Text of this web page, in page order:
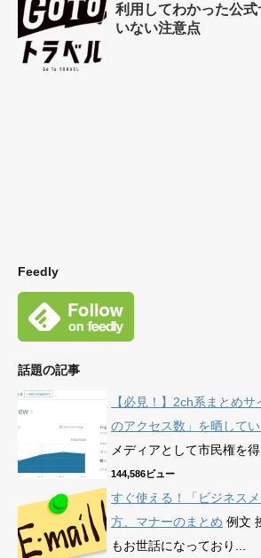
利用してわかった公
いない注意点
Feedly
話題の記事
【必見！】2ch系まとめ
のアクセス数」を晒してい
メディアとして市民権を
144,586ビュー
すぐ使える！「ビジネス
方、マナーのまとめ 例文
もお世話になっており...